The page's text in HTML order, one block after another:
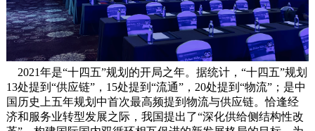
2021年是“十四五”规划的开局之年。据统计，“十四五”规划
13处提到“供应链”，15处提到“流通”，20处提到“物流”；是中
国历史上五年规划中首次最高频提到物流与供应链。恰逢经
济和服务业转型发展之际，我国提出了“深化供给侧结构性改